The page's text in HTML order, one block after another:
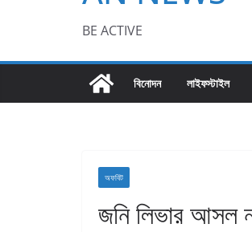
BE ACTIVE
বিনোদন লাইফস্টাইল
অফবিট
জনি লিভার আসল